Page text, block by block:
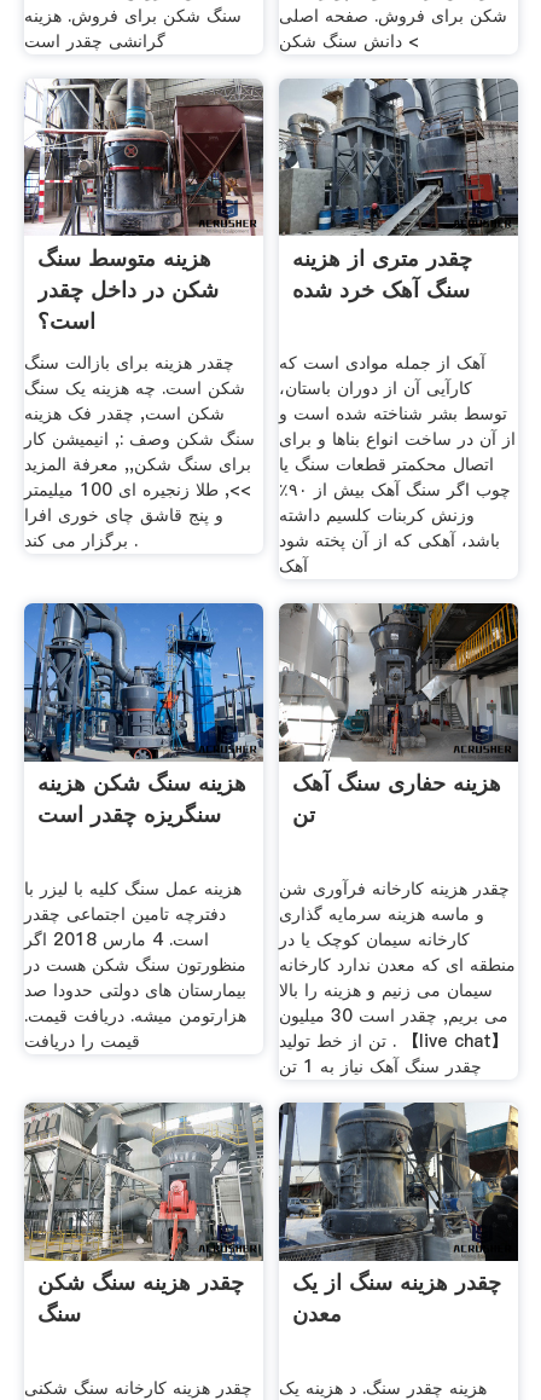
سنگ شکن برای فروش. هزینه
گرانشی چقدر است
شکن برای فروش. صفحه اصلی
> دانش سنگ شکن
هزینه متوسط سنگ
شکن در داخل چقدر
است؟
چقدر هزینه برای بازالت سنگ
شکن است. چه هزینه یک سنگ
شکن است, چقدر فک هزینه
سنگ شکن وصف :, انیمیشن کار
برای سنگ شکن,, معرفة المزيد
>>, طلا زنجیره ای 100 میلیمتر
و پنج قاشق چای خوری افرا
برگزار می کند .
چقدر متری از هزینه
سنگ آهک خرد شده
آهک از جمله موادی است که
کارآیی آن از دوران باستان،
توسط بشر شناخته شده است و
از آن در ساخت انواع بناها و برای
اتصال محکمتر قطعات سنگ یا
چوب اگر سنگ آهک بیش از ۹۰٪
وزنش کربنات کلسیم داشته
باشد، آهکی که از آن پخته شود
آهک
هزینه سنگ شکن هزینه
سنگریزه چقدر است
هزینه عمل سنگ کلیه با لیزر با
دفترچه تامین اجتماعی چقدر
است. 4 مارس 2018 اگر
منظورتون سنگ شکن هست در
بیمارستان های دولتی حدودا صد
هزارتومن میشه. دریافت قیمت.
قیمت را دریافت
هزینه حفاری سنگ آهک
تن
چقدر هزینه کارخانه فرآوری شن
و ماسه هزینه سرمایه گذاری
کارخانه سیمان کوچک یا در
منطقه ای که معدن ندارد کارخانه
سیمان می زنیم و هزینه را بالا
می بریم, چقدر است 30 میلیون
تن از خط تولید . 【live chat】
چقدر سنگ آهک نیاز به 1 تن
چقدر هزینه سنگ شکن
سنگ
چقدر هزینه کارخانه سنگ شکنی
چقدر هزینه سنگ از یک
معدن
هزینه چقدر سنگ. د هزینه یک